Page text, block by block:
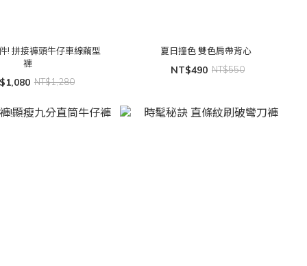
! 拼接褲頭牛仔車線繭型
褲
NT$1,280
夏日撞色 雙色肩帶背心
NT$490 NT$550